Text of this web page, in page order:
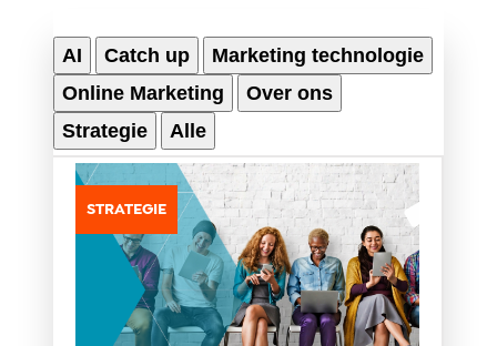
AI Catch up
Marketing technologie
Online Marketing
Over ons
Strategie
Alle
STRATEGIE